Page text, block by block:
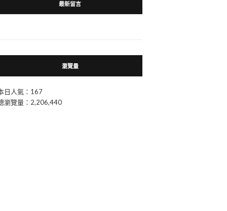
最新留言
瀏覽量
日人氣：167
瀏覽量：2,206,440